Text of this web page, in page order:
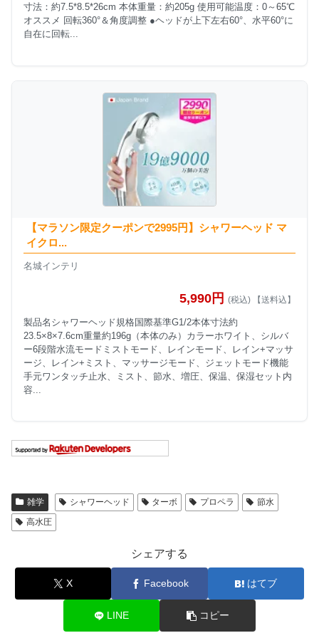
寸法：約7.5*8.5*26cm 本体重量：約205g 使用可能温度：0～65℃
オススメ 回転360°＆角度調整 ●ヘッドが上下左右60°、水平60°に
自在に回転...
【マラソン限定クーポンで2995円】シャワーヘッド マ
イクロ...
名城インテリ
5,990円 (税込) 【送料込】
製品名シャワーヘッド規格国際基準G1/2本体寸法約
23.5×8×7.6cm重量約196g（本体のみ）カラーホワイト、シルバ
ー6段階水流モードミストモード、レインモード、レイン+マッサ
ージ、レイン+ミスト、マッサージモード、ジェットモード機能
手元ワンタッチ止水、ミスト、節水、増圧、保温、保湿セット内
容...
雑学 シャワーヘッド ターボ プロペラ
節水
高水圧
シェアする
X Facebook はてブ
LINE コピー